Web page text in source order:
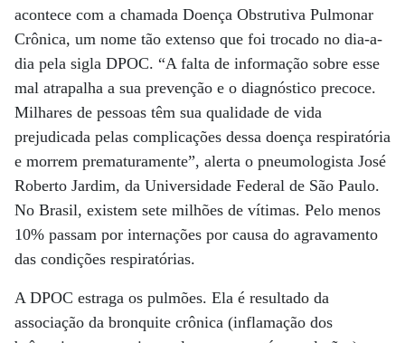
acontece com a chamada Doença Obstrutiva Pulmonar
Crônica, um nome tão extenso que foi trocado no dia-a-
dia pela sigla DPOC. “A falta de informação sobre esse
mal atrapalha a sua prevenção e o diagnóstico precoce.
Milhares de pessoas têm sua qualidade de vida
prejudicada pelas complicações dessa doença respiratória
e morrem prematuramente”, alerta o pneumologista José
Roberto Jardim, da Universidade Federal de São Paulo.
No Brasil, existem sete milhões de vítimas. Pelo menos
10% passam por internações por causa do agravamento
das condições respiratórias.
A DPOC estraga os pulmões. Ela é resultado da
associação da bronquite crônica (inflamação dos